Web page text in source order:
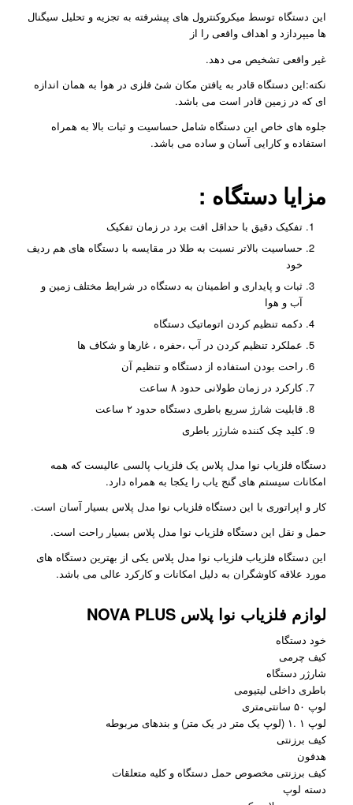
این دستگاه توسط میکروکنترول های پیشرفته به تجزیه و تحلیل سیگنال
ها میپردازد و اهداف واقعی را از
غیر واقعی تشخیص می دهد.
نکته:این دستگاه قادر به یافتن مکان شئ فلزی در هوا به همان اندازه
ای که در زمین قادر است می باشد.
جلوه های خاص این دستگاه شامل حساسیت و ثبات بالا به همراه
استفاده و کارایی آسان و ساده می باشد.
مزایا دستگاه :
تفکیک دقیق با حداقل افت برد در زمان تفکیک
حساسیت بالاتر نسبت به طلا در مقایسه با دستگاه های هم ردیف
خود
ثبات و پایداری و اطمینان به دستگاه در شرایط مختلف زمین و
آب و هوا
دکمه تنظیم کردن اتوماتیک دستگاه
عملکرد تنظیم کردن در آب ،حفره ، غارها و شکاف ها
راحت بودن استفاده از دستگاه و تنظیم آن
کارکرد در زمان طولانی حدود ۸ ساعت
قابلیت شارژ سریع باطری دستگاه حدود ۲ ساعت
کلید چک کننده شارژر باطری
دستگاه فلزیاب نوا مدل پلاس یک فلزیاب پالسی عالیست که همه
امکانات سیستم های گنج یاب را یکجا به همراه دارد.
کار و اپراتوری با این دستگاه فلزیاب نوا مدل پلاس بسیار آسان است.
حمل و نقل این دستگاه فلزیاب نوا مدل پلاس بسیار راحت است.
این دستگاه فلزیاب فلزیاب نوا مدل پلاس یکی از بهترین دستگاه های
مورد علاقه کاوشگران به دلیل امکانات و کارکرد عالی می باشد.
لوازم فلزیاب نوا پلاس NOVA PLUS
خود دستگاه
کیف چرمی
شارژر دستگاه
باطری داخلی لیتیومی
لوپ ۵۰ سانتی‌متری
لوپ ۱ .۱ (لوپ یک متر در یک متر) و بندهای مربوطه
کیف برزنتی
هدفون
کیف برزنتی مخصوص حمل دستگاه و کلیه متعلقات
دسته لوپ